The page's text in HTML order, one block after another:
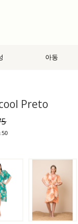
아동
Preto